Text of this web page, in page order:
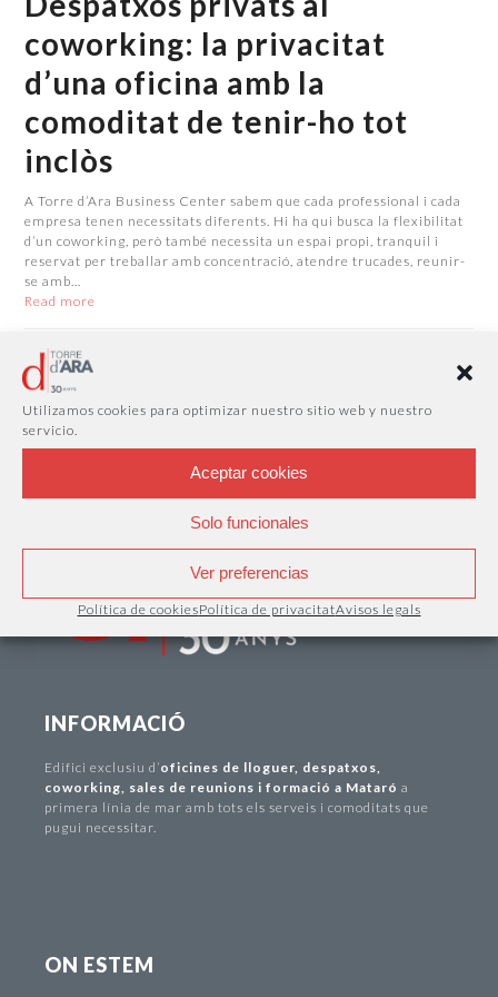
Utilizamos cookies para optimizar nuestro sitio web y nuestro
servicio.
Aceptar cookies
Solo funcionales
Ver preferencias
Política de cookiesPolítica de privacitatAvisos legals
coworking: la privacitat
d’una oficina amb la
comoditat de tenir-ho tot
inclòs
A Torre d’Ara Business Center sabem que cada professional i cada
empresa tenen necessitats diferents. Hi ha qui busca la flexibilitat
d’un coworking, però també necessita un espai propi, tranquil i
reservat per treballar amb concentració, atendre trucades, reunir-
se amb…
Read more
INFORMACIÓ
Edifici exclusiu d ’oficines de lloguer, despatxos,
coworking, sales de reunions i formació a Mataró a
primera línia de mar amb tots els serveis i comoditats que
pugui necessitar.
ON ESTEM